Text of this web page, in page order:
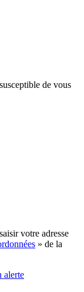
de vous
votre adresse
» de la
alerte